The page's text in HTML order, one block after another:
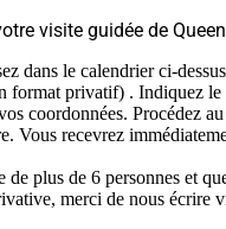
visite guidée de
dans le calendrier ci-
format privatif) . Indiquez le
coordonnées. Procédez
Vous recevrez
de plus de 6 personnes et
merci de nous écrire